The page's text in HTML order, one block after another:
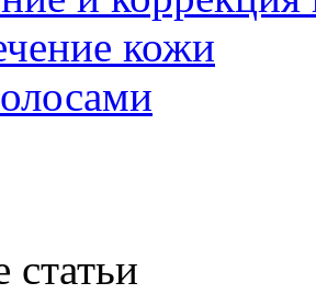
кожи
статьи